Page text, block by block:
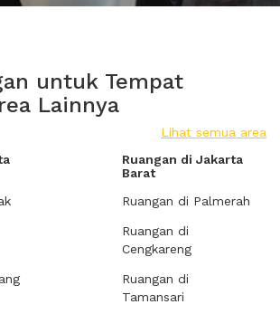
untuk Tempat
Lainnya
Lihat semua area
Ruangan di Jakarta
Barat
Ruangan di Palmerah
Ruangan di
Cengkareng
Ruangan di
Tamansari